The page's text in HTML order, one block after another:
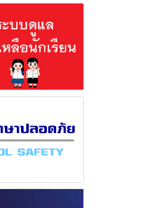
พุทธศักราช